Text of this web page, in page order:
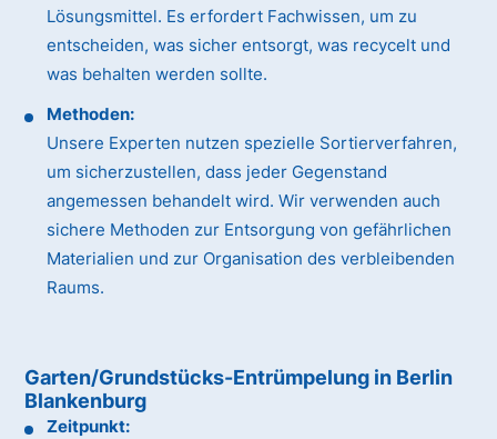
Lösungsmittel. Es erfordert Fachwissen, um zu
entscheiden, was sicher entsorgt, was recycelt und
was behalten werden sollte.
Methoden:
Unsere Experten nutzen spezielle Sortierverfahren,
um sicherzustellen, dass jeder Gegenstand
angemessen behandelt wird. Wir verwenden auch
sichere Methoden zur Entsorgung von gefährlichen
Materialien und zur Organisation des verbleibenden
Raums.
Garten/Grundstücks-Entrümpelung in Berlin
Blankenburg
Zeitpunkt: